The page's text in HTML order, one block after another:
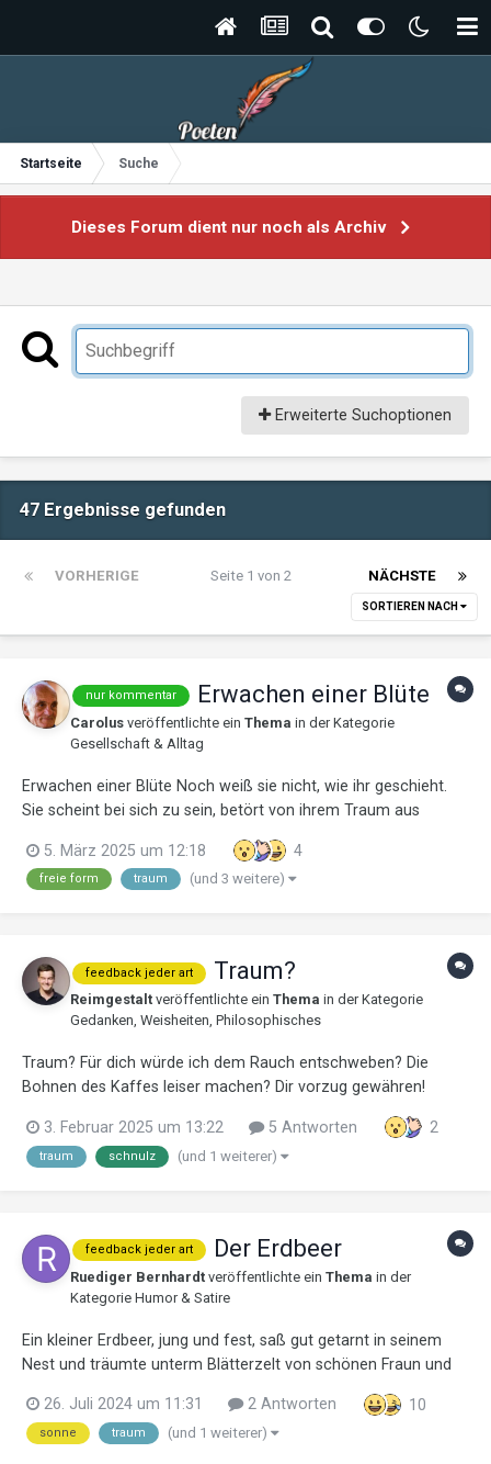
Startseite Suche
Dieses Forum dient nur noch als Archiv
Erweiterte Suchoptionen
47 Ergebnisse gefunden
VORHERIGE NÄCHSTE
Seite 1 von 2
SORTIEREN NACH
nur kommentar Erwachen einer Blüte
Carolus veröffentlichte ein Thema in der Kategorie
Gesellschaft & Alltag
Erwachen einer Blüte Noch weiß sie nicht, wie ihr geschieht.
Sie scheint bei sich zu sein, betört von ihrem Traum aus
Leben in einem Raum der Freiheit auf unbegrenzte Zeit. Dort
würde sie sich tanzend i...
5. März 2025 um 12:18 4
freie form traum (und 3 weitere)
feedback jeder art Traum?
Reimgestalt veröffentlichte ein Thema in der Kategorie
Gedanken, Weisheiten, Philosophisches
Traum? Für dich würde ich dem Rauch entschweben? Die
Bohnen des Kaffes leiser machen? Dir vorzug gewähren!
3. Februar 2025 um 13:22 5 Antworten 2
traum schnulz (und 1 weiterer)
feedback jeder art Der Erdbeer
Ruediger Bernhardt veröffentlichte ein Thema in der
Kategorie Humor & Satire
Ein kleiner Erdbeer, jung und fest, saß gut getarnt in seinem
Nest und träumte unterm Blätterzelt von schönen Fraun und
und rot und rund. Der Gärtner sprach:...
26. Juli 2024 um 11:31 2 Antworten 10
sonne traum (und 1 weiterer)